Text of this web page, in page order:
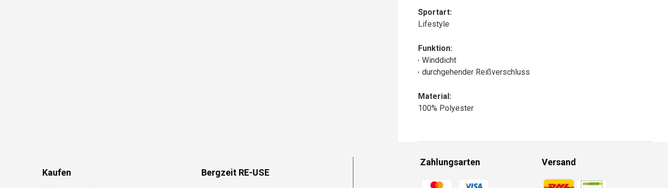
Sportart:
Lifestyle
Funktion:
Winddicht
durchgehender Reißverschluss
Material:
100% Polyester
Kaufen Bergzeit RE-USE
Zahlungsarten
Zahlungsmethoden
Versand
Zahlungsmethoden